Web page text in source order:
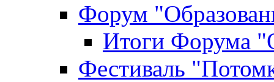
Форум
Итоги Форума
Фестиваль